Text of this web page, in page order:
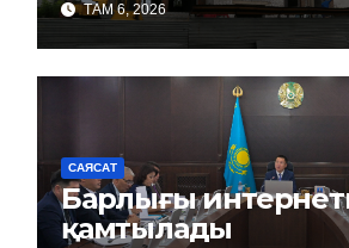
ТАМ 6, 2026
САЯСАТ
Барлығы
қамтылады